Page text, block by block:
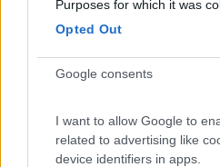
Purposes for which it was
Opted Out
Google consents
I want to allow Google to
related to advertising like
device identifiers in apps.
Modificato da mausone46 il 07/07/2022
3157
Da un forum tedesco, al giorno
tradotto con Google: